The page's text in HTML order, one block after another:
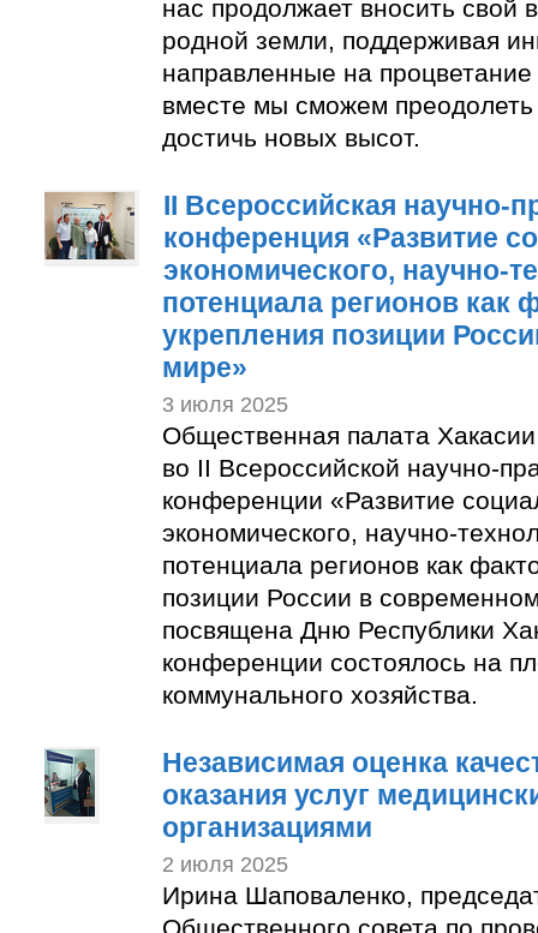
нас продолжает вносить свой
родной земли, поддерживая
направленные на
вместе мы сможем
достичь новых высот.
II Всероссийская научно-
конференция «Развитие
экономического, научно-
потенциала регионов как
укрепления позиции
мире»
3 июля 2025
Общественная палата
во II Всероссийской научно-
конференции «Развитие
экономического, научно-
потенциала регионов как
позиции России в
посвящена Дню Республики
конференции состоялось на
коммунального хозяйства.
Независимая оценка
оказания услуг
организациями
2 июля 2025
Ирина Шаповаленко,